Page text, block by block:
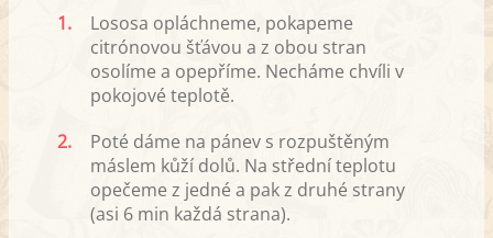
1.
Lososa opláchneme, pokapeme
citrónovou šťávou a z obou stran
osolíme a opepříme. Necháme chvíli v
pokojové teplotě.
2.
Poté dáme na pánev s rozpuštěným
máslem kůží dolů. Na střední teplotu
opečeme z jedné a pak z druhé strany
(asi 6 min každá strana).